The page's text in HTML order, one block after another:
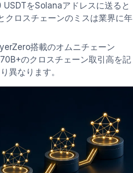
USDTをSolanaアドレスに送ると
ロスチェーンのミスは業界に年
搭載のオムニチェーン
のクロスチェーン取引高を記
異なります。